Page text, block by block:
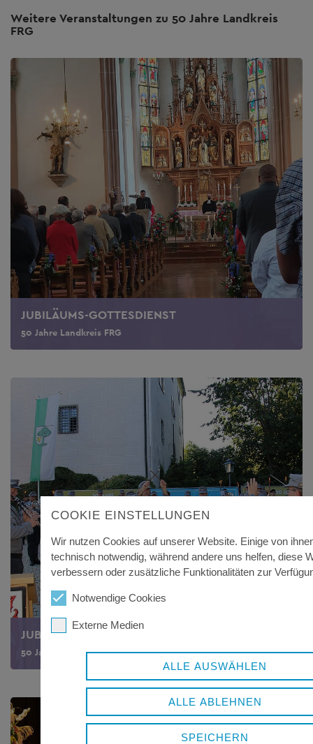
Weitere Veranstaltungen zu 50 Jahre Landkreis
FRG
JUBILÄUMS-GOTTESDIENST
50 Jahre Landkreis FRG
JUBILÄUMS-SERENADE
50 Jahre Landkreis FRG
COOKIE EINSTELLUNGEN
Wir nutzen Cookies auf unserer Website. Einige von
technisch notwendig, während andere uns helfen, diese
verbessern oder zusätzliche Funktionalitäten zur
Notwendige Cookies
Externe Medien
ALLE AUSWÄHLEN
ALLE ABLEHNEN
SPEICHERN